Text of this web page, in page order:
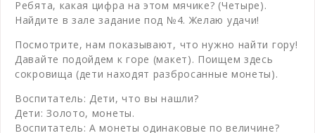
Ребята, какая цифра на этом мячике? (Четыре).
Найдите в зале задание под №4. Желаю удачи!
Посмотрите, нам показывают, что нужно найти гору!
Давайте подойдем к горе (макет). Поищем здесь
сокровища (дети находят разбросанные монеты).
Воспитатель: Дети, что вы нашли?
Дети: Золото, монеты.
Воспитатель: А монеты одинаковые по величине?